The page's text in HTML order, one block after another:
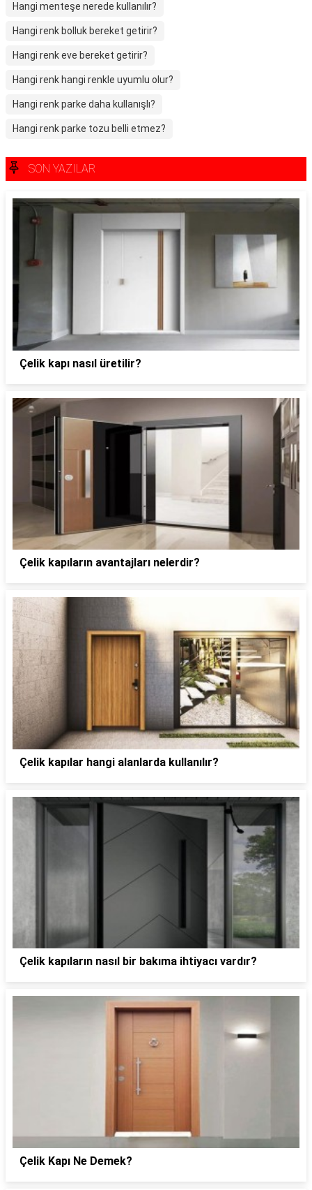
Hangi menteşe nerede kullanılır?
Hangi renk bolluk bereket getirir?
Hangi renk eve bereket getirir?
Hangi renk hangi renkle uyumlu olur?
Hangi renk parke daha kullanışlı?
Hangi renk parke tozu belli etmez?
SON YAZILAR
Çelik kapı nasıl üretilir?
Çelik kapıların avantajları nelerdir?
Çelik kapılar hangi alanlarda kullanılır?
Çelik kapıların nasıl bir bakıma ihtiyacı vardır?
Çelik Kapı Ne Demek?